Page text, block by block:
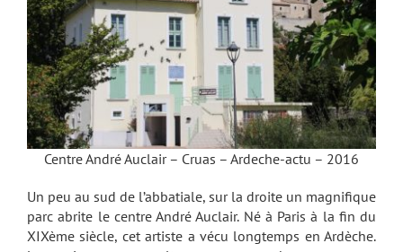
Centre André Auclair – Cruas – Ardeche-actu – 2016
Un peu au sud de l’abbatiale, sur la droite un magnifique
parc abrite le centre André Auclair. Né à Paris à la fin du
XIXème siècle, cet artiste a vécu longtemps en Ardèche.